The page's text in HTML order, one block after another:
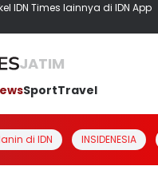
IDN Times lainnya di IDN App
JATIM
SportTravel
di IDN INSIDENESIA